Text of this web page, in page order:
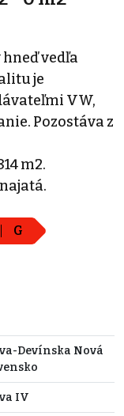
vedľa
je
VW,
Pozostáva z
m2.
G
Devínska Nová
IV